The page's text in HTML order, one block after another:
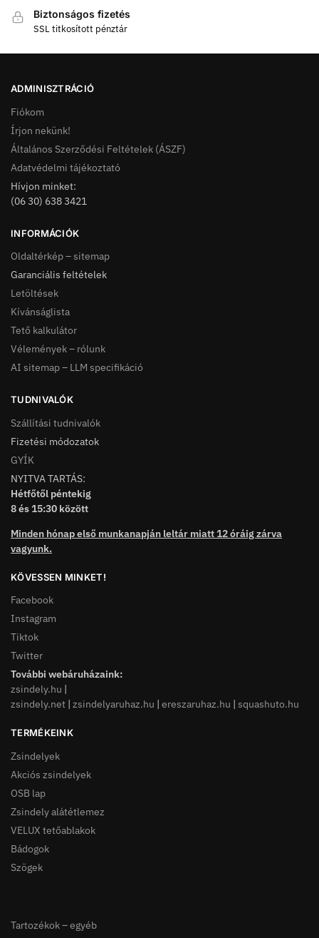
Biztonságos fizetés
SSL titkosított pénztár
ADMINISZTRÁCIÓ
Fiókom
Írjon nekünk!
Általános Szerződési Feltételek (ÁSZF)
Adatvédelmi tájékoztató
Hívjon minket:
(06 30) 638 3421
INFORMÁCIÓK
Oldaltérkép – sitemap
Garanciális feltételek
Letöltések
Kívánságlista
Tető kalkulátor
Vélemények – rólunk
AI sitemap – LLM specifikáció
TUDNIVALÓK
Szállítási tudnivalók
Fizetési módozatok
GYÍK
NYITVA TARTÁS:
Hétfőtől péntekig
8 és 15:30 között
Minden hónap első munkanapján leltár miatt 12 óráig zárva
vagyunk.
KÖVESSEN MINKET!
Facebook
Instagram
Tiktok
Twitter
További webáruházaink:
zsindely.hu |
zsindely.net | zsindelyaruhaz.hu | ereszaruhaz.hu | squashuto.hu
TERMÉKEINK
Zsindelyek
Akciós zsindelyek
OSB lap
Zsindely alátétlemez
VELUX tetőablakok
Bádogok
Szögek
Tartozékok – egyéb